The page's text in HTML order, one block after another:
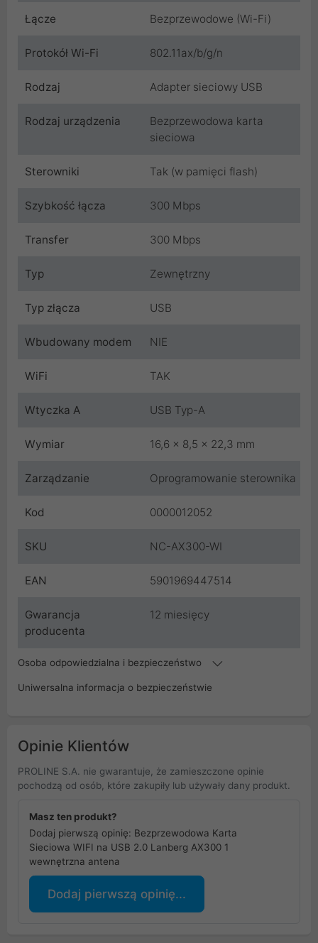
Łącze Bezprzewodowe (Wi-Fi)
Protokół Wi-Fi 802.11ax/b/g/n
Rodzaj Adapter sieciowy USB
Rodzaj urządzenia
Bezprzewodowa karta
sieciowa
Sterowniki Tak (w pamięci flash)
Szybkość łącza 300 Mbps
Transfer 300 Mbps
Typ Zewnętrzny
Typ złącza USB
Wbudowany modem NIE
WiFi TAK
Wtyczka A USB Typ-A
Wymiar 16,6 x 8,5 x 22,3 mm
Zarządzanie Oprogramowanie sterownika
Kod 0000012052
SKU NC-AX300-WI
EAN 5901969447514
Gwarancja
producenta
12 miesięcy
Osoba odpowiedzialna i bezpieczeństwo
Uniwersalna informacja o bezpieczeństwie
Opinie Klientów
PROLINE S.A. nie gwarantuje, że zamieszczone opinie
pochodzą od osób, które zakupiły lub używały dany produkt.
Masz ten produkt?
Dodaj pierwszą opinię: Bezprzewodowa Karta
Sieciowa WIFI na USB 2.0 Lanberg AX300 1
wewnętrzna antena
Dodaj pierwszą opinię...